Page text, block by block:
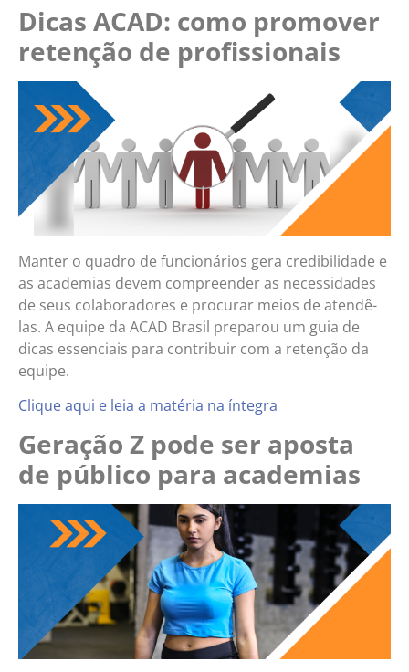
Dicas ACAD: como promover
retenção de profissionais
Manter o quadro de funcionários gera credibilidade e
as academias devem compreender as necessidades
de seus colaboradores e procurar meios de atendê-
las. A equipe da ACAD Brasil preparou um guia de
dicas essenciais para contribuir com a retenção da
equipe.
Clique aqui e leia a matéria na íntegra
Geração Z pode ser aposta
de público para academias